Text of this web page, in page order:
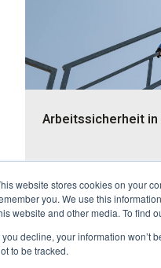
website stores cookies on your
you. We use this
website and other media. To find
you decline, your information won’t
to be tracked.
Arbeitssicherheit in
9. Juni 2026
Daten für den
Dr. Lori Guasta Blackline
Bericht mit dem Titel
Global Data“